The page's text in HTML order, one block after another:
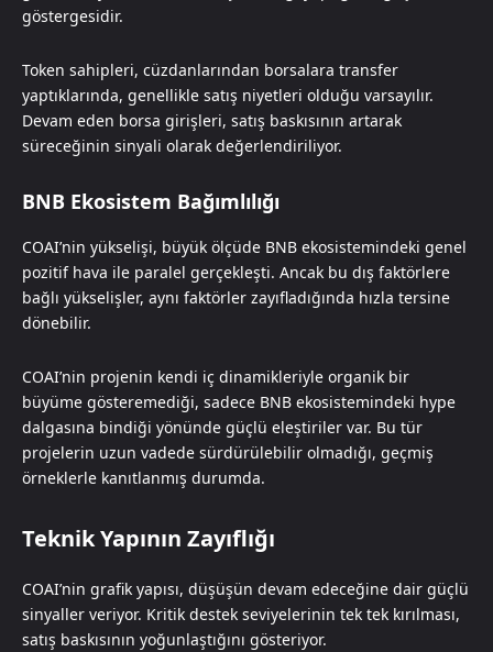
göstergesidir.
Token sahipleri, cüzdanlarından borsalara transfer
yaptıklarında, genellikle satış niyetleri olduğu varsayılır.
Devam eden borsa girişleri, satış baskısının artarak
süreceğinin sinyali olarak değerlendiriliyor.
BNB Ekosistem Bağımlılığı
COAI’nin yükselişi, büyük ölçüde BNB ekosistemindeki genel
pozitif hava ile paralel gerçekleşti. Ancak bu dış faktörlere
bağlı yükselişler, aynı faktörler zayıfladığında hızla tersine
dönebilir.
COAI’nin projenin kendi iç dinamikleriyle organik bir
büyüme gösteremediği, sadece BNB ekosistemindeki hype
dalgasına bindiği yönünde güçlü eleştiriler var. Bu tür
projelerin uzun vadede sürdürülebilir olmadığı, geçmiş
örneklerle kanıtlanmış durumda.
Teknik Yapının Zayıflığı
COAI’nin grafik yapısı, düşüşün devam edeceğine dair güçlü
sinyaller veriyor. Kritik destek seviyelerinin tek tek kırılması,
satış baskısının yoğunlaştığını gösteriyor.